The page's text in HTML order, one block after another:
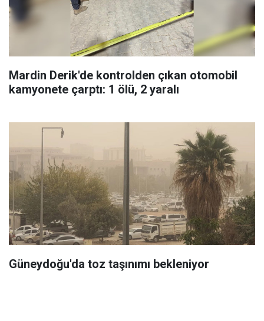
Mardin Derik'de kontrolden çıkan otomobil
kamyonete çarptı: 1 ölü, 2 yaralı
Güneydoğu'da toz taşınımı bekleniyor